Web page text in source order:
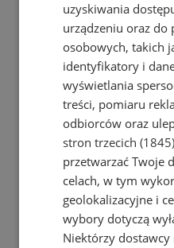
uzyskiwania
urządzeniu oraz do
osobowych, takich
identyfikatory i
wyświetlania
treści, pomiaru
odbiorców oraz
stron trzecich (1845)
przetwarzać Twoje
celach, w tym
geolokalizacyjne i
wybory dotyczą
Niektórzy